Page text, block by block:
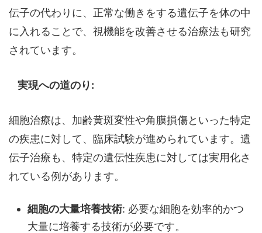
伝子の代わりに、正常な働きをする遺伝子を体の中
に入れることで、視機能を改善させる治療法も研究
されています。
実現への道のり:
細胞治療は、加齢黄斑変性や角膜損傷といった特定
の疾患に対して、臨床試験が進められています。遺
伝子治療も、特定の遺伝性疾患に対しては実用化さ
れている例があります。
細胞の大量培養技術: 必要な細胞を効率的かつ
大量に培養する技術が必要です。